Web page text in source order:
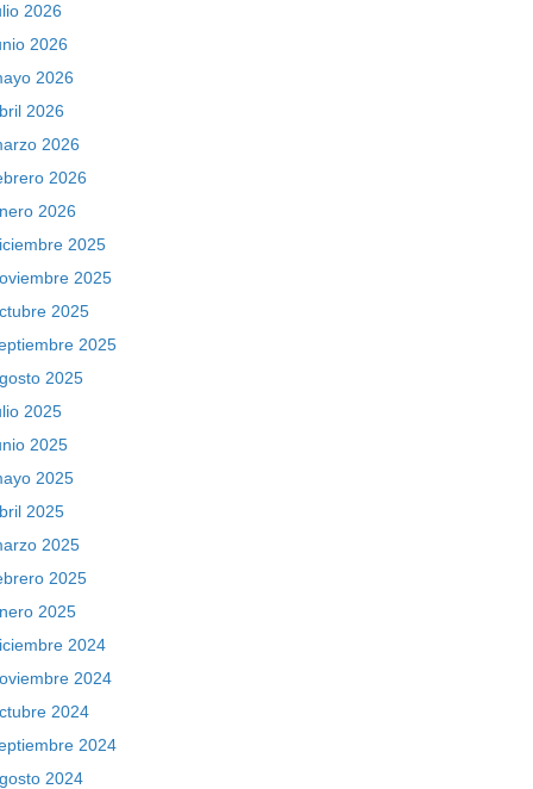
2026
2026
2026
2026
2026
2026
2026
2025
2025
2025
2025
2025
2025
2025
2025
2025
2025
2025
2025
2024
2024
2024
2024
2024